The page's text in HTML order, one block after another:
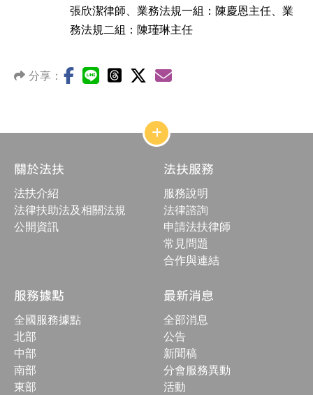
張欣潔律師、業務法規一組：陳慶恩主任、業
務法規二組：陳瑾琳主任
分享：
網
站
結
構
合
按
鈕
關於法扶
法扶介紹
法律扶助法及相關法規
公開資訊
法扶服務
服務說明
法律諮詢
申請法扶律師
常見問題
合作與連結
服務據點
全國服務據點
北部
中部
南部
東部
最新消息
全部消息
公告
新聞稿
分會服務異動
活動